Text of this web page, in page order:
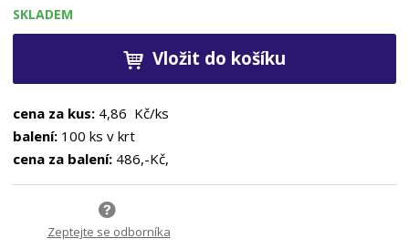
SKLADEM
Vložit do košíku
cena za kus: 4,86 Kč/ks
balení: 100 ks v krt
cena za balení: 486,-Kč,
Zeptejte se odborníka